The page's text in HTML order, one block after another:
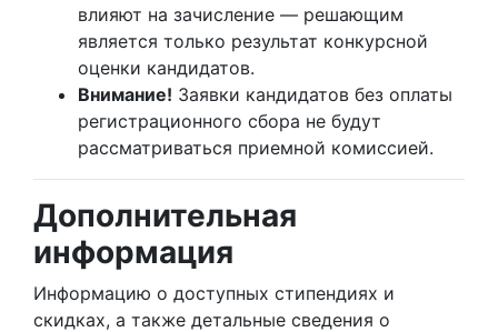
влияют на зачисление — решающим
является только результат конкурсной
оценки кандидатов.
Внимание! Заявки кандидатов без оплаты
регистрационного сбора не будут
рассматриваться приемной комиссией.
Дополнительная
информация
Информацию о доступных стипендиях и
скидках, а также детальные сведения о